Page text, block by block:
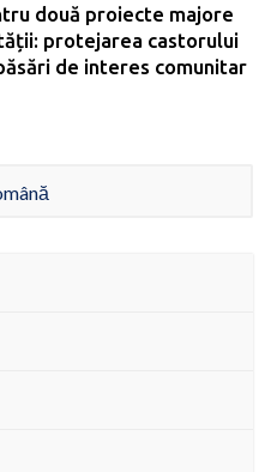
două proiecte majore
protejarea castorului
de interes comunitar